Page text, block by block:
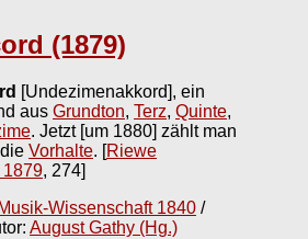
(1879)
[Undezimenakkord], ein
aus Grundton, Terz, Quinte,
. Jetzt [um 1880] zählt man
Vorhalte. [Riewe
1879, 274]
Wissenschaft 1840 /
August Gathy (Hg.)